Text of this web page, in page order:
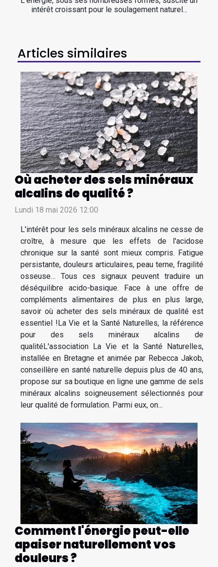
intérêt croissant pour le soulagement naturel...
Articles similaires
Où acheter des sels minéraux
alcalins de qualité ?
Lundi 18 mai 2026 12:00
L'intérêt pour les sels minéraux alcalins ne cesse de
croître, à mesure que les effets de l'acidose
chronique sur la santé sont mieux compris. Fatigue
persistante, douleurs articulaires, peau terne, fragilité
osseuse… Tous ces signaux peuvent traduire un
déséquilibre acido-basique. Face à une offre de
compléments alimentaires de plus en plus large,
savoir où acheter des sels minéraux de qualité est
essentiel !La Vie et la Santé Naturelles, la référence
pour des sels minéraux alcalins de
qualitéL'association La Vie et la Santé Naturelles,
installée en Bretagne et animée par Rebecca Jakob,
conseillère en santé naturelle depuis plus de 40 ans,
propose sur sa boutique en ligne une gamme de sels
minéraux alcalins soigneusement sélectionnés pour
leur qualité de formulation. Parmi eux, on...
Comment l'énergie peut-elle
apaiser naturellement vos
douleurs ?